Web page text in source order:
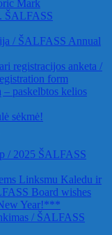
Mark
ŠALFASS
/ ŠALFASS Annual
registracijos anketa /
form
paskelbtos kelios
sėkmė!
/ 2025 ŠALFASS
Linksmu Kaledu ir
Board wishes
Year!***
/ ŠALFASS